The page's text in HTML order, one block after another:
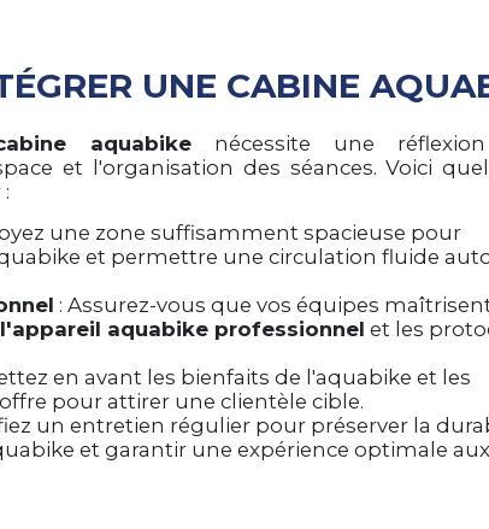
UNE CABINE
aquabike nécessite une
et l'organisation des séances. Voici
une zone suffisamment spacieuse pour
et permettre une circulation fluide
: Assurez-vous que vos équipes
l'appareil aquabike professionnel et les
en avant les bienfaits de l'aquabike et les
pour attirer une clientèle cible.
un entretien régulier pour préserver la
et garantir une expérience optimale aux